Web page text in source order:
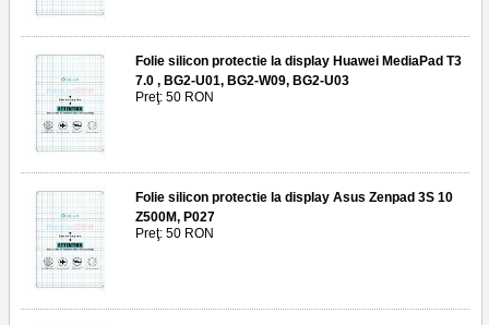
Folie silicon protectie la display Huawei MediaPad T3
7.0 , BG2-U01, BG2-W09, BG2-U03
Preţ: 50 RON
Folie silicon protectie la display Asus Zenpad 3S 10
Z500M, P027
Preţ: 50 RON